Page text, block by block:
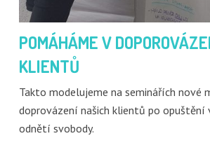
POMÁHÁME V
KLIENTŮ
Takto modelujeme na seminářích nové
doprovázení našich klientů po opuštění
odnětí svobody.